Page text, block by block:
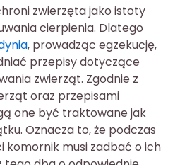
zwierzęta jako istoty
cierpienia. Dlatego
, prowadząc egzekucję,
przepisy dotyczące
zwierząt. Zgodnie z
oraz przepisami
one być traktowane jak
Oznacza to, że podczas
komornik musi zadbać o ich